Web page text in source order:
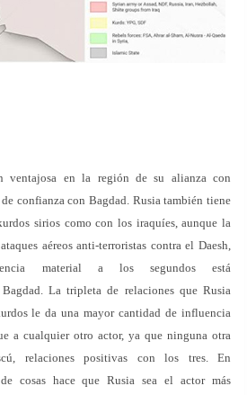
ventajosa en la región de su alianza con
confianza con Bagdad. Rusia también tiene
sirios como con los iraquíes, aunque la
aéreos anti-terroristas contra el Daesh,
material a los segundos está
La tripleta de relaciones que Rusia
le da una mayor cantidad de influencia
a cualquier otro actor, ya que ninguna otra
relaciones positivas con los tres. En
de cosas hace que Rusia sea el actor más